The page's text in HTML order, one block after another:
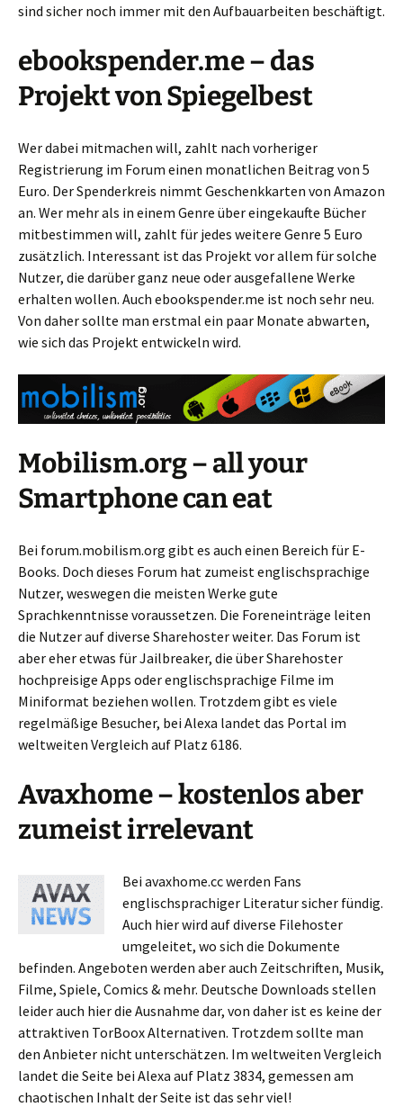
sind sicher noch immer mit den Aufbauarbeiten beschäftigt.
ebookspender.me – das
Projekt von Spiegelbest
Wer dabei mitmachen will, zahlt nach vorheriger
Registrierung im Forum einen monatlichen Beitrag von 5
Euro. Der Spenderkreis nimmt Geschenkkarten von Amazon
an. Wer mehr als in einem Genre über eingekaufte Bücher
mitbestimmen will, zahlt für jedes weitere Genre 5 Euro
zusätzlich. Interessant ist das Projekt vor allem für solche
Nutzer, die darüber ganz neue oder ausgefallene Werke
erhalten wollen. Auch ebookspender.me ist noch sehr neu.
Von daher sollte man erstmal ein paar Monate abwarten,
wie sich das Projekt entwickeln wird.
Mobilism.org – all your
Smartphone can eat
Bei forum.mobilism.org gibt es auch einen Bereich für E-
Books. Doch dieses Forum hat zumeist englischsprachige
Nutzer, weswegen die meisten Werke gute
Sprachkenntnisse voraussetzen. Die Foreneinträge leiten
die Nutzer auf diverse Sharehoster weiter. Das Forum ist
aber eher etwas für Jailbreaker, die über Sharehoster
hochpreisige Apps oder englischsprachige Filme im
Miniformat beziehen wollen. Trotzdem gibt es viele
regelmäßige Besucher, bei Alexa landet das Portal im
weltweiten Vergleich auf Platz 6186.
Avaxhome – kostenlos aber
zumeist irrelevant
Bei avaxhome.cc werden Fans
englischsprachiger Literatur sicher fündig.
Auch hier wird auf diverse Filehoster
umgeleitet, wo sich die Dokumente
befinden. Angeboten werden aber auch Zeitschriften, Musik,
Filme, Spiele, Comics & mehr. Deutsche Downloads stellen
leider auch hier die Ausnahme dar, von daher ist es keine der
attraktiven TorBoox Alternativen. Trotzdem sollte man
den Anbieter nicht unterschätzen. Im weltweiten Vergleich
landet die Seite bei Alexa auf Platz 3834, gemessen am
chaotischen Inhalt der Seite ist das sehr viel!